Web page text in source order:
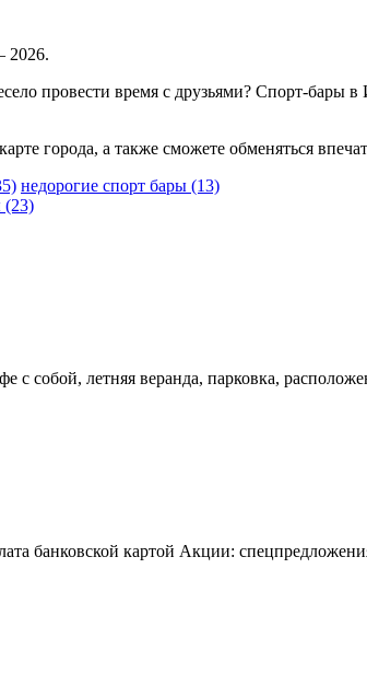
2026.
провести время с друзьями? Спорт-бары
города, а также сможете обменяться
недорогие спорт бары (13)
(23)
с собой, летняя веранда, парковка,
банковской картой Акции: